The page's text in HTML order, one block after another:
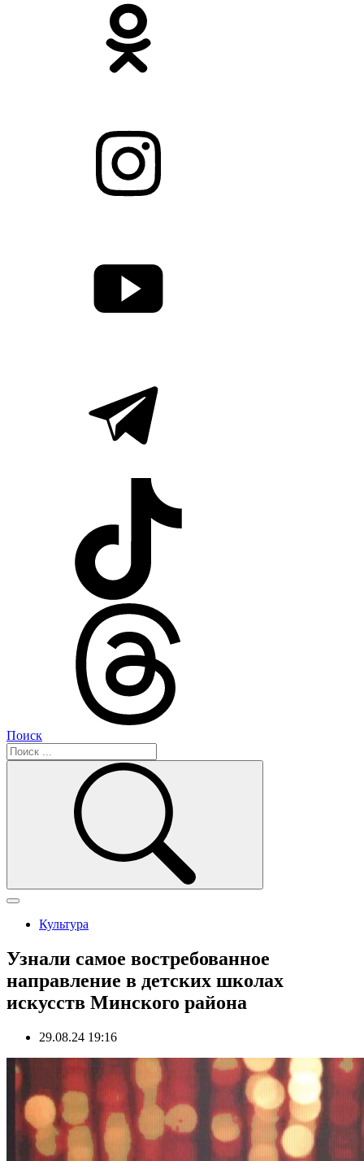
Поиск
Культура
Узнали самое востребованное
направление в детских школах
искусств Минского района
29.08.24 19:16